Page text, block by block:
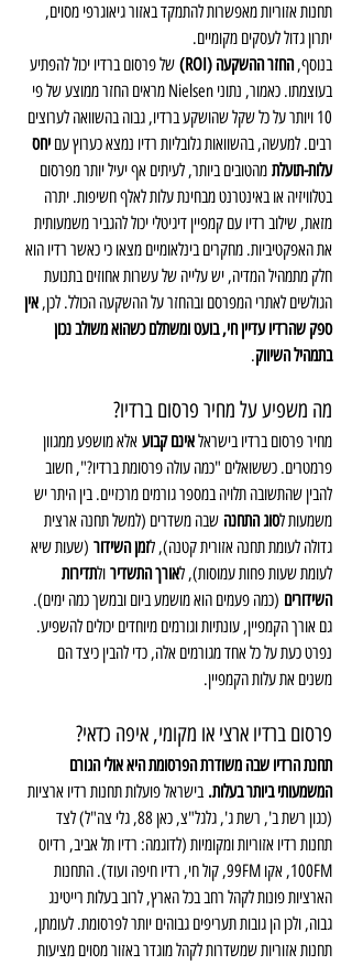
תחנות אזוריות מאפשרות להתמקד באזור גיאוגרפי מסוים,
יתרון גדול לעסקים מקומיים.
בנוסף, החזר ההשקעה (ROI)
של פרסום ברדיו יכול להפתיע
בעוצמתו. כאמור, נתוני Nielsen מראים החזר ממוצע של פי
10 ויותר על כל שקל שהושקע ברדיו, גבוה בהשוואה לערוצים
רבים. למעשה, בהשוואות גלובליות רדיו נמצא כערוץ עם יחס
עלות-תועלת מהטובים ביותר, לעיתים אף יעיל יותר מפרסום
בטלוויזיה או באינטרנט מבחינת עלות לאלף חשיפות. יתרה
מזאת, שילוב רדיו עם קמפיין דיגיטלי יכול להגביר משמעותית
את האפקטיביות. מחקרים בינלאומיים מצאו כי כאשר רדיו הוא
חלק מתמהיל המדיה, יש עלייה של עשרות אחוזים בתנועת
הגולשים לאתרי המפרסם ובהחזר על ההשקעה הכולל. לכן, אין
ספק שהרדיו עדיין חי, בועט ומשתלם כשהוא משולב נכון
בתמהיל השיווק.
מה משפיע על מחיר פרסום ברדיו?
מחיר פרסום ברדיו בישראל אינם קבוע אלא מושפע ממגוון
פרמטרים. כששואלים "כמה עולה פרסומת ברדיו?", חשוב
להבין שהתשובה תלויה במספר גורמים מרכזיים. בין היתר יש
משמעות לסוג התחנה שבה משדרים (למשל תחנה ארצית
גדולה לעומת תחנה אזורית קטנה), לזמן השידור (שעות שיא
לעומת שעות פחות עמוסות), לאורך התשדיר ולתדירות
השידורים (כמה פעמים הוא מושמע ביום ובמשך כמה ימים).
גם אורך הקמפיין, עונתיות וגורמים מיוחדים יכולים להשפיע.
נפרט כעת על כל אחד מגורמים אלה, כדי להבין כיצד הם
משנים את עלות הקמפיין.
פרסום ברדיו ארצי או מקומי, איפה כדאי?
תחנת הרדיו שבה משודרת הפרסומת היא אולי הגורם
המשמעותי ביותר בעלות. בישראל פועלות תחנות רדיו ארציות
(כגון רשת ב', רשת ג', גלגל"צ, כאן 88, גלי צה"ל) לצד
תחנות רדיו אזוריות ומקומיות (לדוגמה: רדיו תל אביב, רדיוס
100FM, אקו 99FM, קול חי, רדיו חיפה ועוד). התחנות
הארציות פונות לקהל רחב בכל הארץ, לרוב בעלות רייטינג
גבוה, ולכן הן גובות תעריפים גבוהים יותר לפרסומת. לעומתן,
תחנות אזוריות שמשדרות לקהל מוגדר באזור מסוים מציעות